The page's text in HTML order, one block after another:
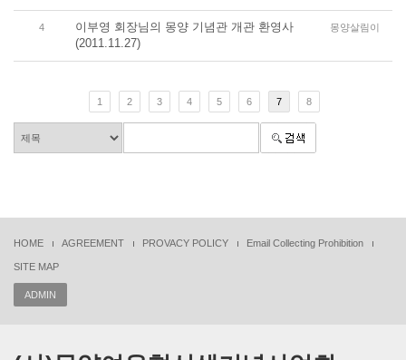
4
이부영 회장님의 몽양 기념관 개관 환영사
(2011.11.27)
몽양살림이
1 2 3 4 5 6 7 8
HOME AGREEMENT PROVACY POLICY Email Collecting Prohibition
SITE MAP
ADMIN